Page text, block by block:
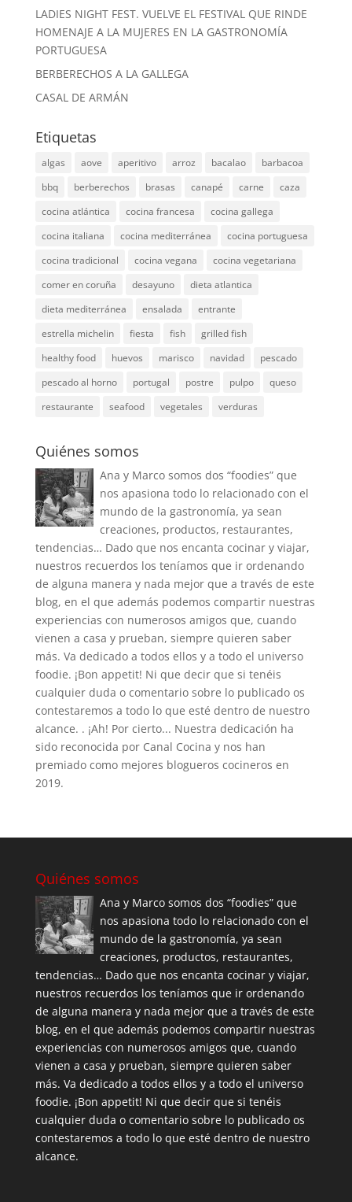
LADIES NIGHT FEST. VUELVE EL FESTIVAL QUE RINDE
HOMENAJE A LA MUJERES EN LA GASTRONOMÍA
PORTUGUESA
BERBERECHOS A LA GALLEGA
CASAL DE ARMÁN
Etiquetas
algas aove aperitivo arroz bacalao
barbacoa
bbq
berberechos brasas canapé carne
caza
cocina atlántica
cocina francesa
cocina gallega
cocina italiana
cocina mediterránea
cocina portuguesa
cocina tradicional
cocina vegana
cocina vegetariana
comer en coruña
desayuno
dieta atlantica
dieta mediterránea
ensalada
entrante
estrella michelin
fiesta fish
grilled fish
healthy food
huevos marisco navidad
pescado
pescado al horno
portugal postre pulpo
queso
restaurante
seafood vegetales verduras
Quiénes somos
Ana y Marco somos dos “foodies” que
nos apasiona todo lo relacionado con el
mundo de la gastronomía, ya sean
creaciones, productos, restaurantes,
tendencias… Dado que nos encanta cocinar y viajar,
nuestros recuerdos los teníamos que ir ordenando
de alguna manera y nada mejor que a través de este
blog, en el que además podemos compartir nuestras
experiencias con numerosos amigos que, cuando
vienen a casa y prueban, siempre quieren saber
más. Va dedicado a todos ellos y a todo el universo
foodie. ¡Bon appetit! Ni que decir que si tenéis
cualquier duda o comentario sobre lo publicado os
contestaremos a todo lo que esté dentro de nuestro
alcance. . ¡Ah! Por cierto... Nuestra dedicación ha
sido reconocida por Canal Cocina y nos han
premiado como mejores blogueros cocineros en
2019.
Quiénes somos
Ana y Marco somos dos “foodies” que
nos apasiona todo lo relacionado con el
mundo de la gastronomía, ya sean
creaciones, productos, restaurantes,
tendencias… Dado que nos encanta cocinar y viajar,
nuestros recuerdos los teníamos que ir ordenando
de alguna manera y nada mejor que a través de este
blog, en el que además podemos compartir nuestras
experiencias con numerosos amigos que, cuando
vienen a casa y prueban, siempre quieren saber
más. Va dedicado a todos ellos y a todo el universo
foodie. ¡Bon appetit! Ni que decir que si tenéis
cualquier duda o comentario sobre lo publicado os
contestaremos a todo lo que esté dentro de nuestro
alcance.